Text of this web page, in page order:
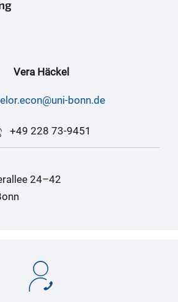
Vera Häckel
bonn.de
+49 228 73-9451
24–42